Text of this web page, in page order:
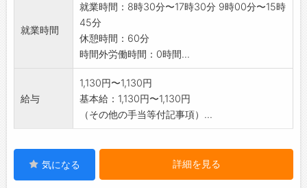
ン・奨学金生)の
サポート
◇総務グループ(経理・労務・広報・研修)のプ
ロジェクトサポー
ト など 【変更範囲:会社
の定める業務】
就業時間
就業時間：8時30分〜17時30分 9時00分〜15時
45分
休憩時間：60分
時間外労働時間：0時間...
給与
1,130円〜1,130円
基本給：1,130円〜1,130円
（その他の手当等付記事項）...
気になる 詳細を見る